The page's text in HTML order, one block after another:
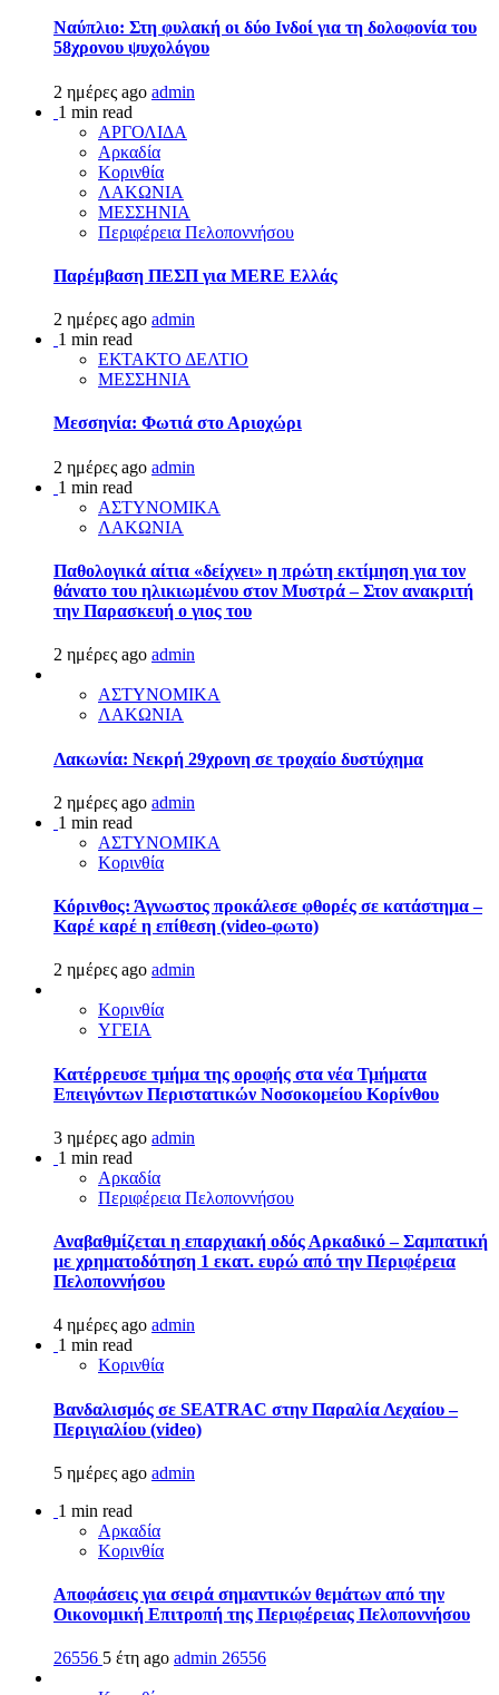
Ναύπλιο: Στη φυλακή οι δύο Ινδοί για τη δολοφονία του
58χρονου ψυχολόγου
2 ημέρες ago admin
1 min read
ΑΡΓΟΛΙΔΑ
Αρκαδία
Κορινθία
ΛΑΚΩΝΙΑ
ΜΕΣΣΗΝΙΑ
Περιφέρεια Πελοποννήσου
Παρέμβαση ΠΕΣΠ για MERE Ελλάς
2 ημέρες ago admin
1 min read
ΕΚΤΑΚΤΟ ΔΕΛΤΙΟ
ΜΕΣΣΗΝΙΑ
Μεσσηνία: Φωτιά στο Αριοχώρι
2 ημέρες ago admin
1 min read
ΑΣΤΥΝΟΜΙΚΑ
ΛΑΚΩΝΙΑ
Παθολογικά αίτια «δείχνει» η πρώτη εκτίμηση για τον
θάνατο του ηλικιωμένου στον Μυστρά – Στον ανακριτή
την Παρασκευή ο γιος του
2 ημέρες ago admin
ΑΣΤΥΝΟΜΙΚΑ
ΛΑΚΩΝΙΑ
Λακωνία: Νεκρή 29χρονη σε τροχαίο δυστύχημα
2 ημέρες ago admin
1 min read
ΑΣΤΥΝΟΜΙΚΑ
Κορινθία
Κόρινθος: Άγνωστος προκάλεσε φθορές σε κατάστημα –
Καρέ καρέ η επίθεση (video-φωτο)
2 ημέρες ago admin
Κορινθία
ΥΓΕΙΑ
Kατέρρευσε τμήμα της οροφής στα νέα Τμήματα
Επειγόντων Περιστατικών Νοσοκομείου Κορίνθου
3 ημέρες ago admin
1 min read
Αρκαδία
Περιφέρεια Πελοποννήσου
Αναβαθμίζεται η επαρχιακή οδός Αρκαδικό – Σαμπατική
με χρηματοδότηση 1 εκατ. ευρώ από την Περιφέρεια
Πελοποννήσου
4 ημέρες ago admin
1 min read
Κορινθία
Βανδαλισμός σε SEATRAC στην Παραλία Λεχαίου –
Περιγιαλίου (video)
5 ημέρες ago admin
1 min read
Αρκαδία
Κορινθία
Αποφάσεις για σειρά σημαντικών θεμάτων από την
Οικονομική Επιτροπή της Περιφέρειας Πελοποννήσου
26556 5 έτη ago admin 26556